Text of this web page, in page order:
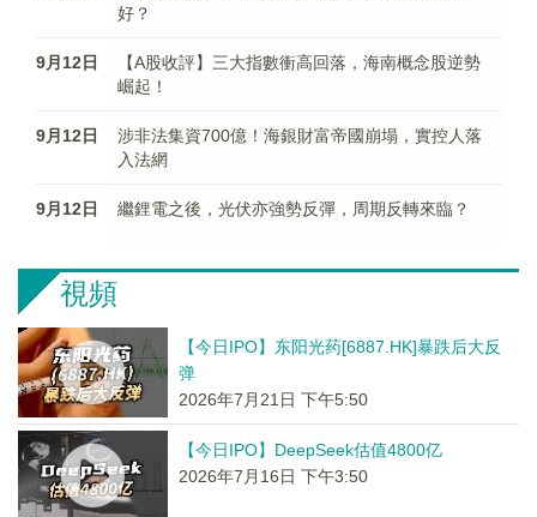
好？
9月12日
【A股收評】三大指數衝高回落，海南概念股逆勢
崛起！
9月12日
涉非法集資700億！海銀財富帝國崩塌，實控人落
入法網
9月12日 繼鋰電之後，光伏亦強勢反彈，周期反轉來臨？
視頻
【今日IPO】东阳光药[6887.HK]暴跌后大反
弹
2026年7月21日 下午5:50
【今日IPO】DeepSeek估值4800亿
2026年7月16日 下午3:50